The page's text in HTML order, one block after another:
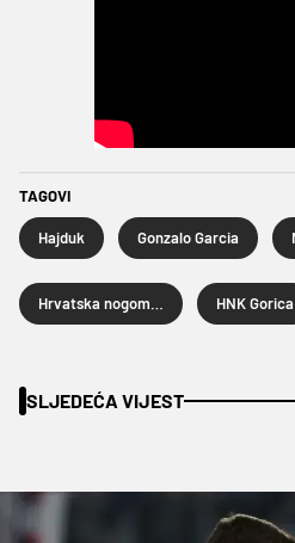
TAGOVI
Hajduk Gonzalo Garcia
HNK Gorica
SLJEDEĆA VIJEST